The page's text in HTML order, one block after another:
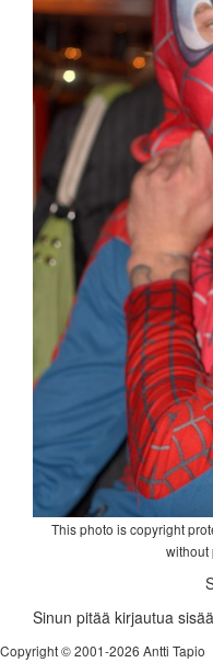
This photo is copyright
without
Sinun pitää kirjautua
Copyright © 2001-2026 Antti Tapio